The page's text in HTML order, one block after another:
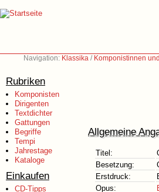
Navigation: Klassika / Komponistinnen
Rubriken
Komponisten
Dirigenten
Textdichter
Gattungen
Begriffe
Tempi
Jahrestage
Kataloge
Einkaufen
CD-Tipps
Allgemeine
Titel:
Besetzung:
Erstdruck:
Opus: